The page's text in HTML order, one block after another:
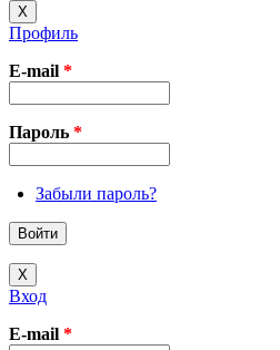
X
Профиль
E-mail *
Пароль *
Забыли пароль?
X
Вход
E-mail *